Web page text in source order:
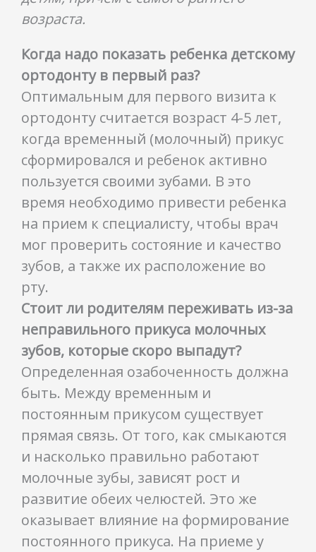
возраста.
Когда надо показать ребенка детскому
ортодонту в первый раз?
Оптимальным для первого визита к
ортодонту считается возраст 4-5 лет,
когда временный (молочный) прикус
сформировался и ребенок активно
пользуется своими зубами. В это
время необходимо привести ребенка
на прием к специалисту, чтобы врач
мог проверить состояние и качество
зубов, а также их расположение во
рту.
Стоит ли родителям переживать из-за
неправильного прикуса молочных
зубов, которые скоро выпадут?
Определенная озабоченность должна
быть. Между временным и
постоянным прикусом существует
прямая связь. От того, как смыкаются
и насколько правильно работают
молочные зубы, зависят рост и
развитие обеих челюстей. Это же
оказывает влияние на формирование
постоянного прикуса. На приеме у